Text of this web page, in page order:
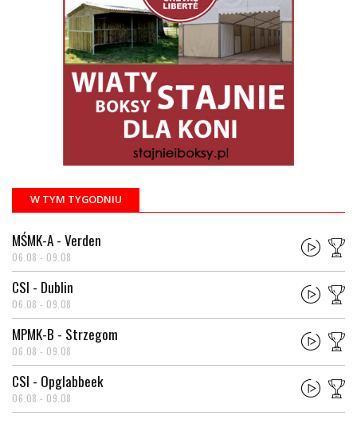
W TYM TYGODNIU
MŚMK-A - Verden
06.08 - 09.08
CSI - Dublin
06.08 - 09.08
MPMK-B - Strzegom
06.08 - 09.08
CSI - Opglabbeek
06.08 - 09.08